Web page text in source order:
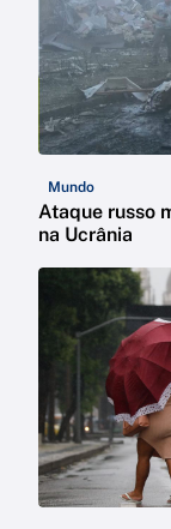
Mundo
Ataque russo
na Ucrânia